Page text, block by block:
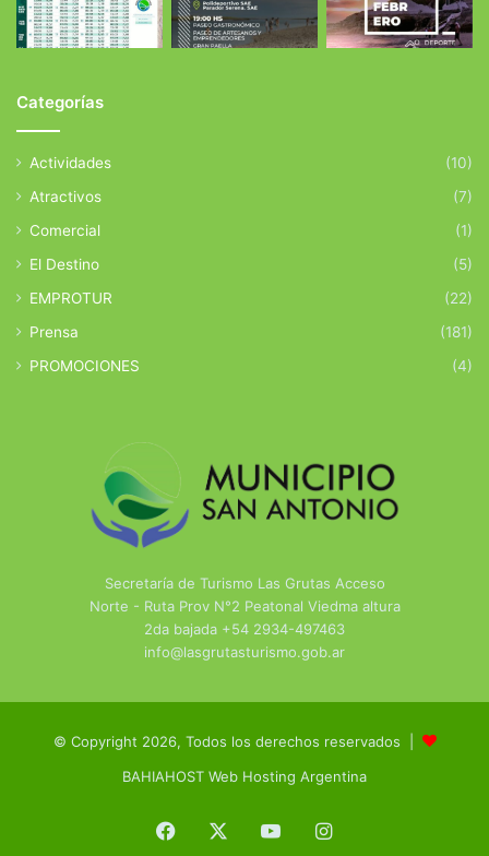
Categorías
Actividades
(10)
Atractivos
(7)
Comercial
(1)
El Destino
(5)
EMPROTUR
(22)
Prensa
(181)
PROMOCIONES
(4)
Secretaría de Turismo Las Grutas Acceso
Norte - Ruta Prov N°2 Peatonal Viedma altura
2da bajada +54 2934-497463
info@lasgrutasturismo.gob.ar
© Copyright 2026, Todos los derechos reservados |
BAHIAHOST Web Hosting Argentina
Facebook YouTubeInstagram